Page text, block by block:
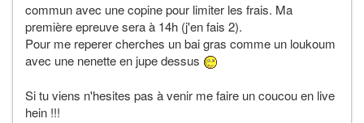
commun avec une copine pour limiter les frais. Ma
première epreuve sera à 14h (j'en fais 2).
Pour me reperer cherches un bai gras comme un loukoum
avec une nenette en jupe dessus
Si tu viens n'hesites pas à venir me faire un coucou en live
hein !!!